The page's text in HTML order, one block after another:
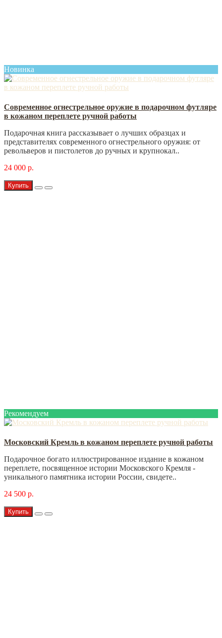
Новинка
Современное огнестрельное оружие в подарочном футляре
в кожаном переплете ручной работы
Подарочная книга рассказывает о лучших образцах и
представителях современного огнестрельного оружия: от
револьверов и пистолетов до ручных и крупнокал..
24 000 р.
Купить
Рекомендуем
Московский Кремль в кожаном переплете ручной работы
Подарочное богато иллюстрированное издание в кожаном
переплете, посвященное истории Московского Кремля -
уникального памятника истории России, свидете..
24 500 р.
Купить